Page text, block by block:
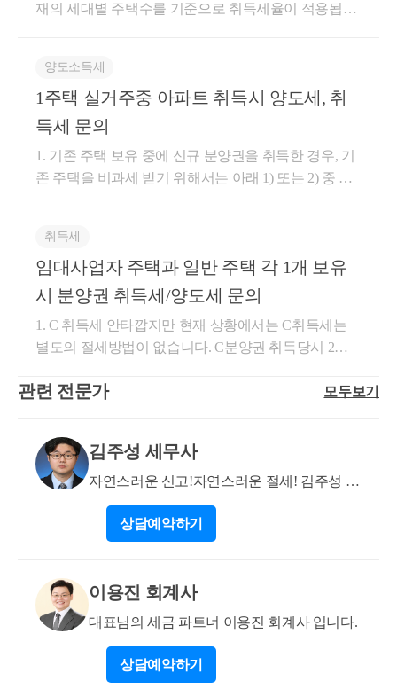
재의 세대별 주택수를 기준으로 취득세율이 적용됩니
아파트 분양권 취득일(4월) 당시에 A와 B주택이 있을
경우, C아파트는 3주택 취득세율이 적용되는 것입니
다. C아파트 취득잔금일 이전에 B주택을 양도하더라
용됩니다. 따라서 C주택은 비조정지역에서 3번째 주
택에 해당하므로 취득세율은 8.4%(85제곱미터 초과 :
니다.
양도소득세
1주택 실거주중 아파트 취득시 양도세, 취
득세 문의
1. 기존 주택 보유 중에 신규 분양권을 취득한 경우, 기
존 주택을 비과세 받기 위해서는 아래 1) 또는 2) 중 하
득일로부터 3년 이후에 아래 2)의 요건을 모두 총족하
시면 됩니다. 1) 분양권 (입주권) 취득일로부터 3년 이
내 종전주택 양도하는 경우 ▶ 주택을 분양권(조합원
모두 충족하는 경우 a. 종전주택을 취득한 날부터 1년
이상 지난 후 분양권(조합원입주권) 취득 b.분양권(조
c. 종전주택은 1세대 1주택 비과세 요건(2년 보유 및 거
년이 지난 후 종전주택을 양도하는 경우 ▶주택을 분
양권(입주권) 취득일로부터 3년이 지나서 양도시 아래
요건을 모두 충족하는 경우 a. 종전주택을 취득한 날부
터 1년 이상 지난 후 분양권(조합원입주권)취득 b. 재개
발·재건축 주택이 완성된 후 2년 이내 재개발·재건축주
c. 재개발·재건축주택이 완성되기 전 또는 완성된 후 2
년 이내에 종전주택 양도 d. 종전주택은 1세대 1주택
비과세 요건(2년 이상 보유 및 거주 등)을 충족할 것 2.
신규로 취득하시는 두번째 아파트가 조정지역일 경우
8.4%(85제곱미터 초과 : 9%)의 취득세율이 적용됩니다.
신규주택 취득 당시, 종전주택과 신규주택이 모두 조
취득세
임대사업자 주택과 일반 주택 각 1개 보유
시 분양권 취득세/양도세 문의
1. C 취득세 안타깝지만 현재 상황에서는 C취득세는
별도의 절세방법이 없습니다. C분양권 취득당시 2주
이 적용되어 비조정지역이라면 8%, 조정지역이라면 1
도 변동은 없습니다. 유일한 방법은 C분양권을 등기
이전에 다른 사람에게 처분하시고, A와 B를 처분한 이
후에 새롭게 C분양권을 취득한다면 C분양권 취득당시
주택수를 기준으로 취득세가 적용되기 때문에 중과세
는 피할 수도 있습니다. 2. 양도소득세 B주택을 관할 지
자체 주택임대사업자+세무서 사업자등록을 모두 했다
라서 C분양권 취득일로부터 3년 이내에 A주택을 양도
한다면 거주주택 비과세가 가능합니다. 또는 C분양권
취득일로부터 3년 이후에 양도할 경우, C주택 완공일
로부터 3년 이내에 A주택을 양도하고, C주택으로 세
대원 전원이 오셔서 1년 이상 거주하더라도 거주주택
관련 전문가 모두보기
김주성 세무사
자연스러운 신고!자연스러운 절세! 김주성 세
무사 입니다
상담예약하기
이용진 회계사
대표님의 세금 파트너 이용진 회계사 입니다.
상담예약하기